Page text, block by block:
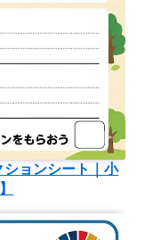
ションシート｜小